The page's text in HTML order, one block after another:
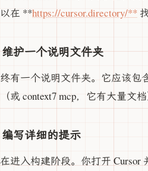
在 **https://cursor.directory/**
护一个说明文件夹
有一个说明文件夹。它应该包
或 context7 mcp，它有大量文档
写详细的提示
进入构建阶段。你打开